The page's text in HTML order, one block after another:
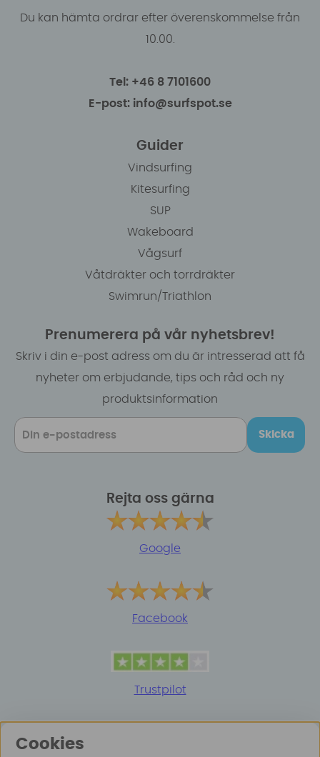
Du kan hämta ordrar efter överenskommelse från
10.00.
Tel: +46 8 7101600
E-post: info@surfspot.se
Guider
Vindsurfing
Kitesurfing
SUP
Wakeboard
Vågsurf
Våtdräkter och torrdräkter
Swimrun/Triathlon
Prenumerera på vår nyhetsbrev!
Skriv i din e-post adress om du är intresserad att få
nyheter om erbjudande, tips och råd och ny
produktsinformation
Skicka
Rejta oss gärna
Google
Facebook
Trustpilot
Cookies